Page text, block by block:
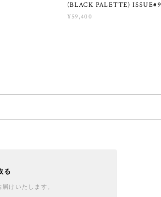
(BLACK PALETTE) ISSUE#9
¥59,400
る
けいたします。